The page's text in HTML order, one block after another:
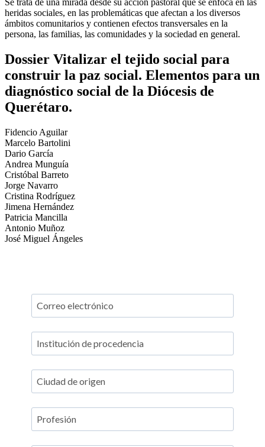
heridas sociales, en las problemáticas que afectan a los diversos
ámbitos comunitarios y contienen efectos transversales en la
persona, las familias, las comunidades y la sociedad en general.
Dossier Vitalizar el tejido social para
construir la paz social. Elementos para un
diagnóstico social de la Diócesis de
Querétaro.
Fidencio Aguilar
Marcelo Bartolini
Dario García
Andrea Munguía
Cristóbal Barreto
Jorge Navarro
Cristina Rodríguez
Jimena Hernández
Patricia Mancilla
Antonio Muñoz
José Miguel Ángeles